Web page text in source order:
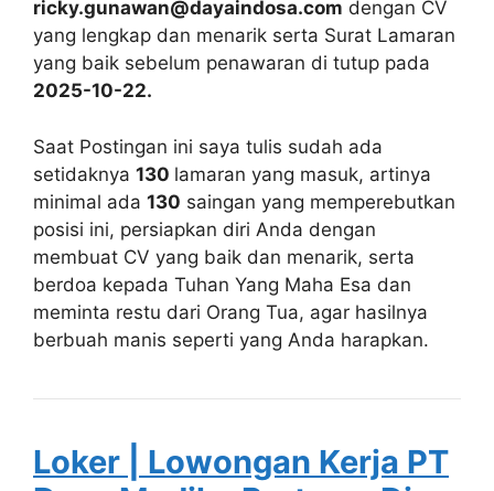
ricky.gunawan@dayaindosa.com dengan CV
yang lengkap dan menarik serta Surat Lamaran
yang baik sebelum penawaran di tutup pada
2025-10-22.
Saat Postingan ini saya tulis sudah ada
setidaknya 130 lamaran yang masuk, artinya
minimal ada 130 saingan yang memperebutkan
posisi ini, persiapkan diri Anda dengan
membuat CV yang baik dan menarik, serta
berdoa kepada Tuhan Yang Maha Esa dan
meminta restu dari Orang Tua, agar hasilnya
berbuah manis seperti yang Anda harapkan.
Loker | Lowongan Kerja PT